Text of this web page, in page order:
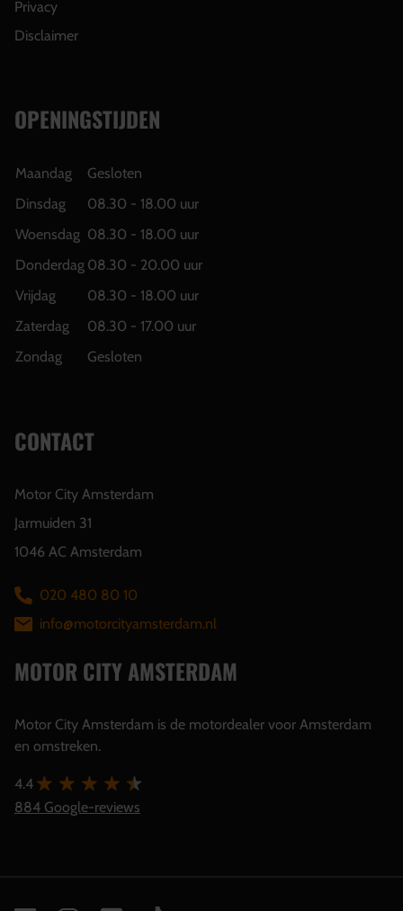
Privacy
Disclaimer
OPENINGSTIJDEN
Maandag
Gesloten
Dinsdag
08.30 - 18.00 uur
Woensdag 08.30 - 18.00 uur
Donderdag 08.30 - 20.00 uur
Vrijdag
08.30 - 18.00 uur
Zaterdag
08.30 - 17.00 uur
Zondag
Gesloten
CONTACT
Motor City Amsterdam
Jarmuiden 31
1046 AC Amsterdam
020 480 80 10
info@motorcityamsterdam.nl
MOTOR CITY AMSTERDAM
Motor City Amsterdam is de motordealer voor Amsterdam
en omstreken.
4.4
884 Google-reviews